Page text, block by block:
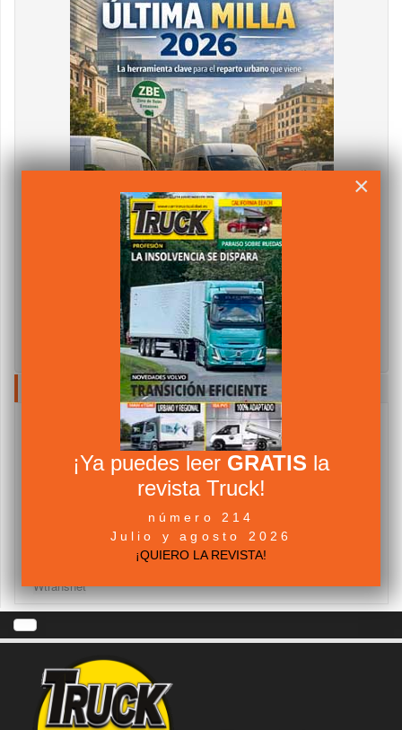
Abertis Autopistas Asociaciones Camiones
componentes DGT Fabricantes Ferias Furgonetas
Industria Auxiliar
Ministerio de Fomento Neumaticos
Transporte Unión Europea
Wtransnet
×
¡Ya puedes leer GRATIS la
revista Truck!
número 214
Julio y agosto 2026
¡QUIERO LA REVISTA!